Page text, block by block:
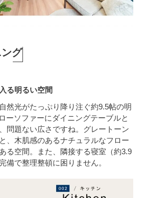
グ
る明るい空間
然光がたっぷり降り注ぐ約9.5帖の明
ーソファーにダイニングテーブルと
問題ない広さですね。グレートーン
、木肌感のあるナチュラルなフロー
る空間。また、隣接する寝室（約3.9
備で整理整頓に困りません。